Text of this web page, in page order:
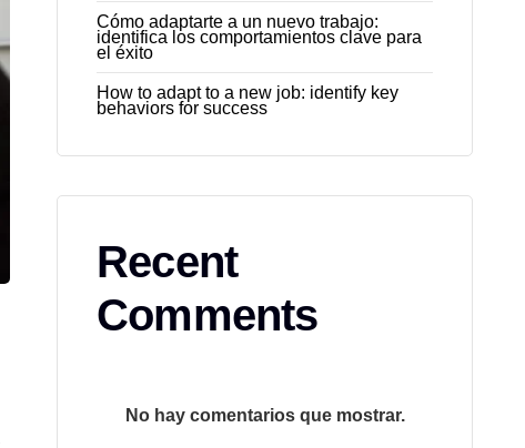
Cómo adaptarte a un nuevo trabajo:
identifica los comportamientos clave para
el éxito
How to adapt to a new job: identify key
behaviors for success
Recent
Comments
No hay comentarios que mostrar.